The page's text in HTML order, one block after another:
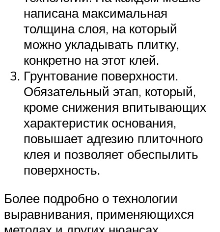
написана максимальная
толщина слоя, на который
можно укладывать плитку,
конкретно на этот клей.
Грунтование поверхности.
Обязательный этап, который,
кроме снижения впитывающих
характеристик основания,
повышает адгезию плиточного
клея и позволяет обеспылить
поверхность.
Более подробно о технологии
выравнивания, применяющихся